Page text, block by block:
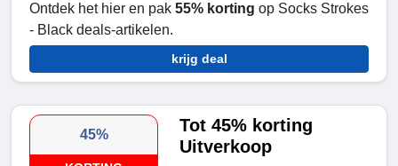
Ontdek het hier en pak 55% korting op Socks Strokes
- Black deals-artikelen.
krijg deal
45%
Tot 45% korting
Uitverkoop